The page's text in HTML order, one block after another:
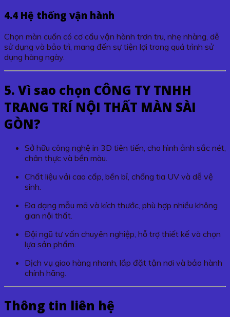
4.4 Hệ thống vận hành
Chọn màn cuốn có cơ cấu vận hành trơn tru, nhẹ nhàng, dễ
sử dụng và bảo trì, mang đến sự tiện lợi trong quá trình sử
dụng hàng ngày.
5. Vì sao chọn CÔNG TY TNHH
TRANG TRÍ NỘI THẤT MÀN SÀI
GÒN?
Sở hữu công nghệ in 3D tiên tiến, cho hình ảnh sắc nét,
chân thực và bền màu.
Chất liệu vải cao cấp, bền bỉ, chống tia UV và dễ vệ
sinh.
Đa dạng mẫu mã và kích thước, phù hợp nhiều không
gian nội thất.
Đội ngũ tư vấn chuyên nghiệp, hỗ trợ thiết kế và chọn
lựa sản phẩm.
Dịch vụ giao hàng nhanh, lắp đặt tận nơi và bảo hành
chính hãng.
Thông tin liên hệ